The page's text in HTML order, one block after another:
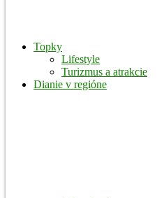
Topky
Lifestyle
Turizmus a atrakcie
Dianie v regióne